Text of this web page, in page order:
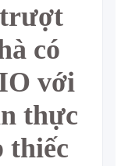
có
với
thực
thiếc